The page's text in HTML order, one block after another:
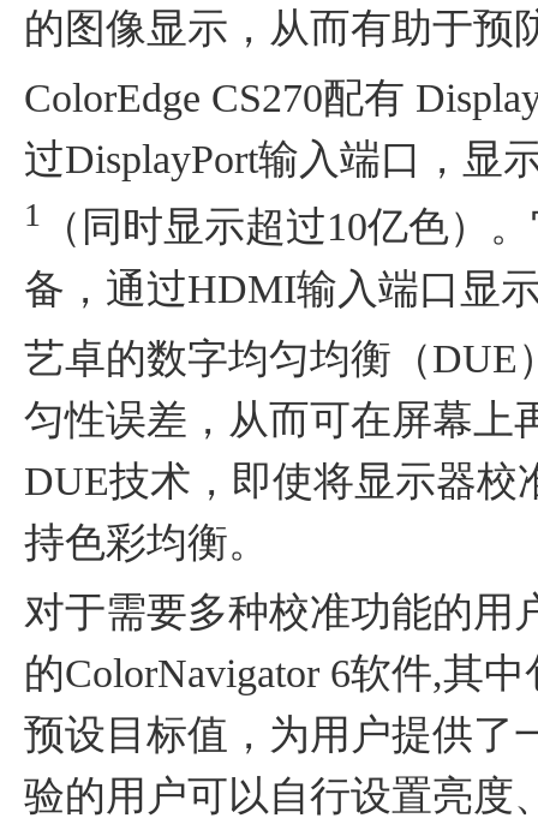
的图像显示，从而有助于预
ColorEdge CS270配有
过DisplayPort输入端口，显
1
（同时显示超过10亿色）
备，通过HDMI输入端口显
艺卓的数字均匀均衡（
匀性误差，从而可在屏幕上
DUE技术，即使将显示器
持色彩均衡。
对于需要多种校准功能的用
的ColorNavigator 6软件,其
预设目标值，为用户提供了
验的用户可以自行设置亮度